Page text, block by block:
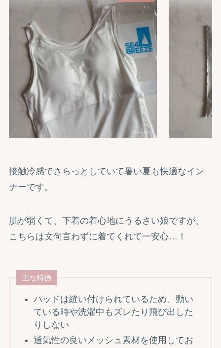
接触冷感でさらっとしていて暑い夏も快適なイン
ナーです。
肌が弱くて、下着の着心地にうるさい娘ですが、
こちらは文句言わずに着てくれて一安心…！
主な特徴
パッドは縫い付けられているため、動い
ている時や洗濯中もズレたり飛び出した
りしない
通気性の良いメッシュ素材を使用してお